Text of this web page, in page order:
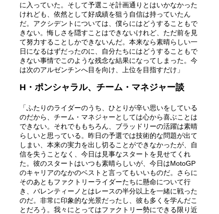
に入っていた。そして予選こそ計画通りとはいかなかった
けれども、依然として好成績を狙う自信は持っていたん
だ。アクシデントについては、僕らにはどうすることもで
きない。悔しさを隠すことはできないけれど、ただ前を見
て努力することしかできないんだ。本来なら素晴らしい一
日になるはずだったのに、自分たちにはどうすることもで
きない事情でこのような残念な結果になってしまった。今
は次のアルゼンチンへ目を向け、上位を目指すだけ」
H・ポンシャラル、チーム・マネジャー談
「ふたりのライダーのうち、ひとりが辛い思いをしている
のだから、チーム・マネジャーとしては心から喜ぶことは
できない。それでももちろん、ブラッドリーの活躍は素晴
らしいと思っている。昨日の予選では技術的な問題が出て
しまい、本来の実力を出し切ることができなかったが、自
信を失うことなく、今日は見事なスタートを見せてくれ
た。彼のスタートはいつも素晴らしいが、今日はMotoGP
のキャリアのなかのベストと言ってもいいものだ。さらに
そのあともファクトリーライダーたちに懸命について行
き、バレンティーノとはレースの半分以上を一緒に戦った
のだ。非常に印象的な光景だったし、彼も多くを学んだこ
とだろう。我々にとってはファクトリー勢にできる限り近